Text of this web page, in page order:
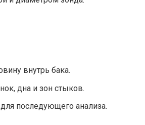
внутрь бака.
дна и зон стыков.
последующего анализа.